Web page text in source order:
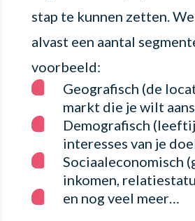
stap te kunnen zetten.
alvast een aantal
voorbeeld:
Geografisch (de
markt die je wilt
Demografisch
interesses van je
Sociaaleconomisch
inkomen,
en nog veel meer…